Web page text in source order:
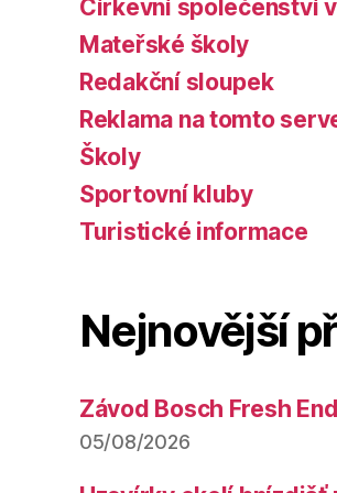
Církevní společenství
Mateřské školy
Redakční sloupek
Reklama na tomto
Školy
Sportovní kluby
Turistické informace
Nejnovější
Závod Bosch Fresh
05/08/2026